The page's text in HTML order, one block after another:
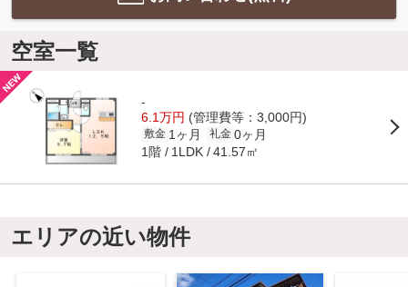
空室一覧
-
6.1万円 (管理費等：3,000円)
敷金 1ヶ月 礼金 0ヶ月
1階 1LDK 41.57㎡
エリアの近い物件